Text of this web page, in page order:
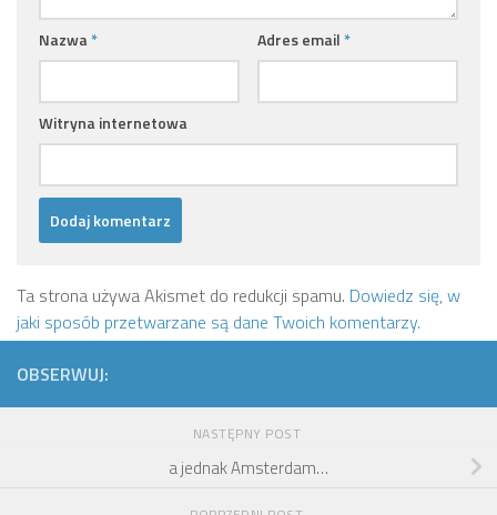
Nazwa * Adres email *
Witryna internetowa
Ta strona używa Akismet do redukcji spamu. Dowiedz się, w
jaki sposób przetwarzane są dane Twoich komentarzy.
OBSERWUJ:
NASTĘPNY POST
a jednak Amsterdam…